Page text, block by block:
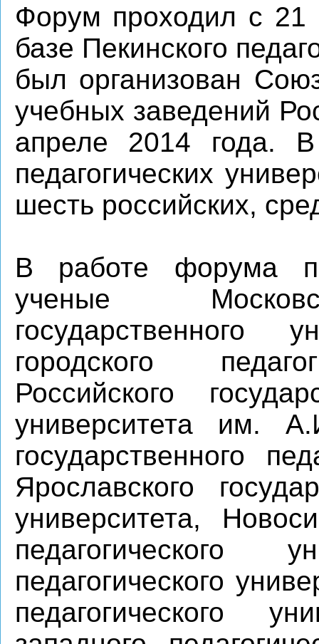
Форум проходил с
базе Пекинского
был организован
учебных заведений
апреле 2014 года.
педагогических
шесть российских,
В работе форума
ученые
государственного
городского
Российского
университета им.
государственного
Ярославского
университета,
педагогического
педагогического
педагогического